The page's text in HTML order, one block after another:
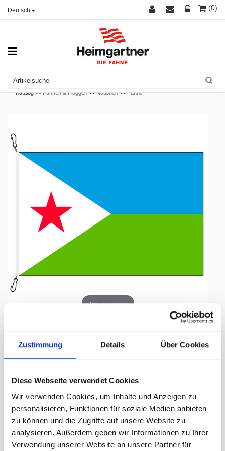
Zustimmung Details Über Cookies
Diese Webseite verwendet Cookies
Wir verwenden Cookies, um Inhalte und Anzeigen zu
personalisieren, Funktionen für soziale Medien anbieten
zu können und die Zugriffe auf unsere Website zu
analysieren. Außerdem geben wir Informationen zu Ihrer
Verwendung unserer Website an unsere Partner für
Deutsch (0)
Katalog >>Fahnen & Flaggen >>Nationen >>Fahne
Tap to expand
Dschibuti, 150 x 225 cm
Lieferzeit Tage:ca. 5-7 Arbeitstage
190.90 CHF